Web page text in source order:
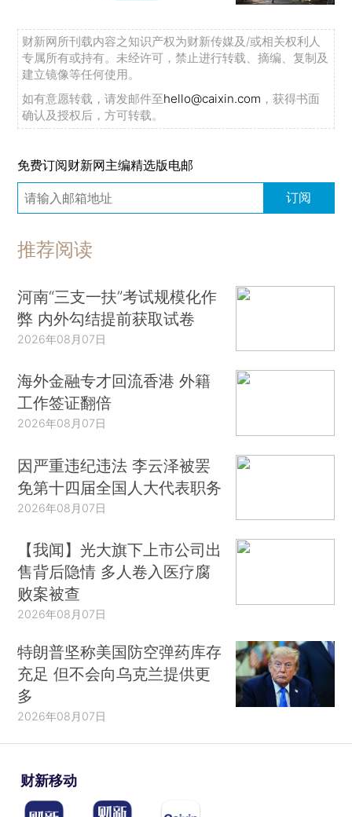
财新网所刊载内容之知识产权为财新传媒及/或相关权利人
专属所有或持有。未经许可，禁止进行转载、摘编、复制及
建立镜像等任何使用。
如有意愿转载，请发邮件至hello@caixin.com ，获得书面
确认及授权后，方可转载。
免费订阅财新网主编精选版电邮
订阅
推荐阅读
河南“三支一扶”考试规模化作
弊 内外勾结提前获取试卷
2026年08月07日
海外金融专才回流香港 外籍
工作签证翻倍
2026年08月07日
因严重违纪违法 李云泽被罢
免第十四届全国人大代表职务
2026年08月07日
【我闻】光大旗下上市公司出
售背后隐情 多人卷入医疗腐
败案被查
2026年08月07日
特朗普坚称美国防空弹药库存
充足 但不会向乌克兰提供更
多
2026年08月07日
财新移动